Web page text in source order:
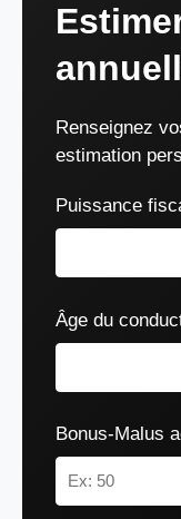
Renseignez
estimation
Puissance
Âge du
Bonus-Malus